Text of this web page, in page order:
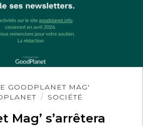
GOODPLANET MAG'
SOCIÉTÉ
Mag’ s’arrêtera